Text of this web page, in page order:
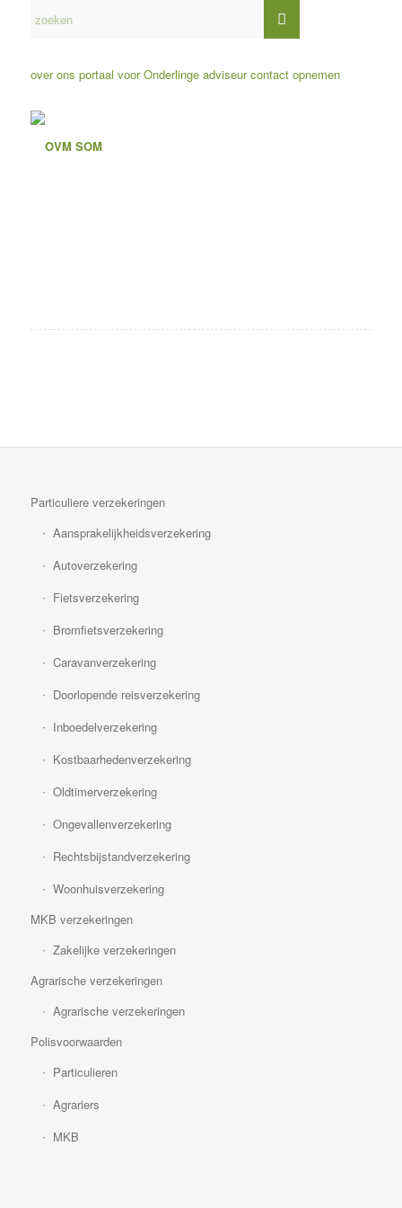
over ons portaal voor Onderlinge adviseur contact opnemen
Particuliere verzekeringen
Aansprakelijkheidsverzekering
Autoverzekering
Fietsverzekering
Bromfietsverzekering
Caravanverzekering
Doorlopende reisverzekering
Inboedelverzekering
Kostbaarhedenverzekering
Oldtimerverzekering
Ongevallenverzekering
Rechtsbijstandverzekering
Woonhuisverzekering
MKB verzekeringen
Zakelijke verzekeringen
Agrarische verzekeringen
Agrarische verzekeringen
Polisvoorwaarden
Particulieren
Agrariers
MKB